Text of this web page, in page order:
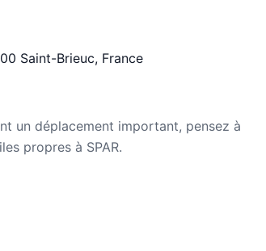
Saint-Brieuc, France
un déplacement important, pensez à
propres à SPAR.